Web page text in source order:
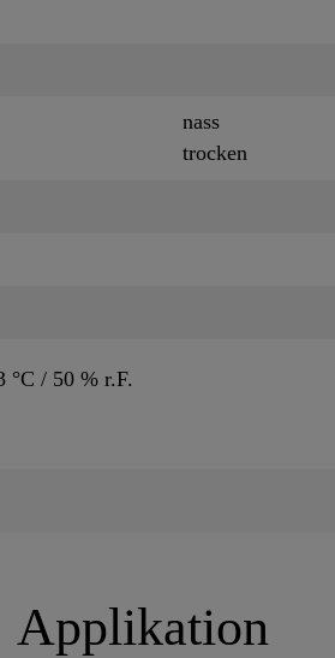
nass
trocken
°C / 50 % r.F.
Applikation